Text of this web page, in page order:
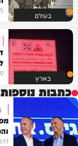
בעולם
בארץ
כתבות נוספות